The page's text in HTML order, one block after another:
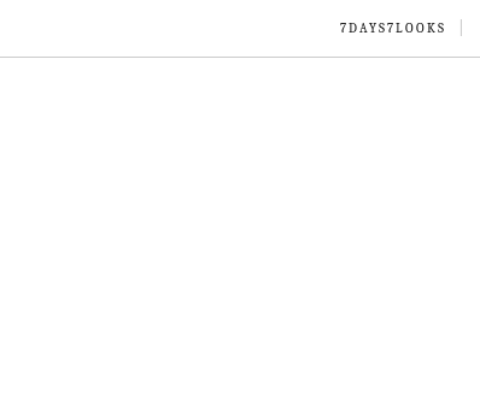
7DAYS7LOOKS